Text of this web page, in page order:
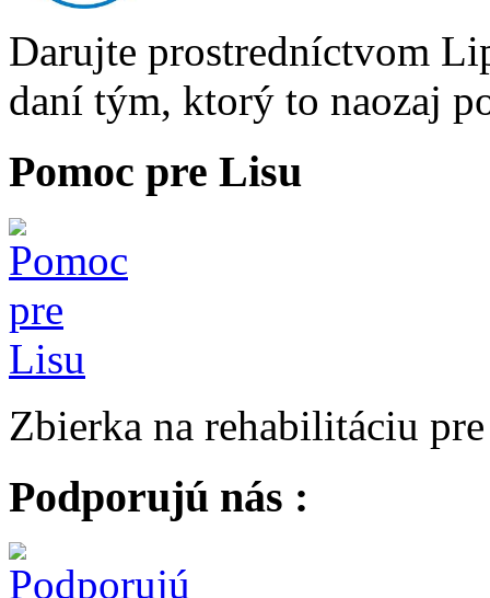
Darujte prostredníctvom
daní tým, ktorý to naozaj
Pomoc pre Lisu
Zbierka na rehabilitáciu
Podporujú nás :